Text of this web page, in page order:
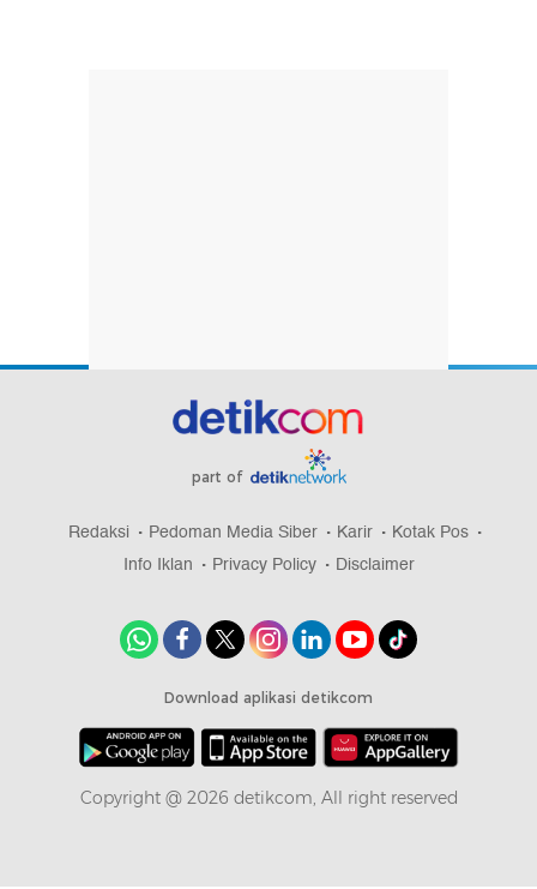
part of
Redaksi Pedoman Media Siber Karir
Kotak Pos
Info Iklan
Privacy Policy Disclaimer
Download aplikasi detikcom
Copyright @ 2026 detikcom, All right reserved